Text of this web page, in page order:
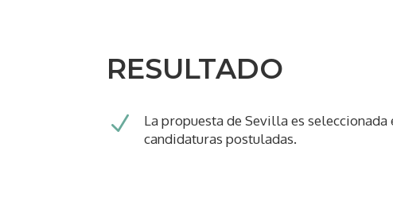
RESULTADO
N
La propuesta de Sevilla es seleccionada
candidaturas postuladas.